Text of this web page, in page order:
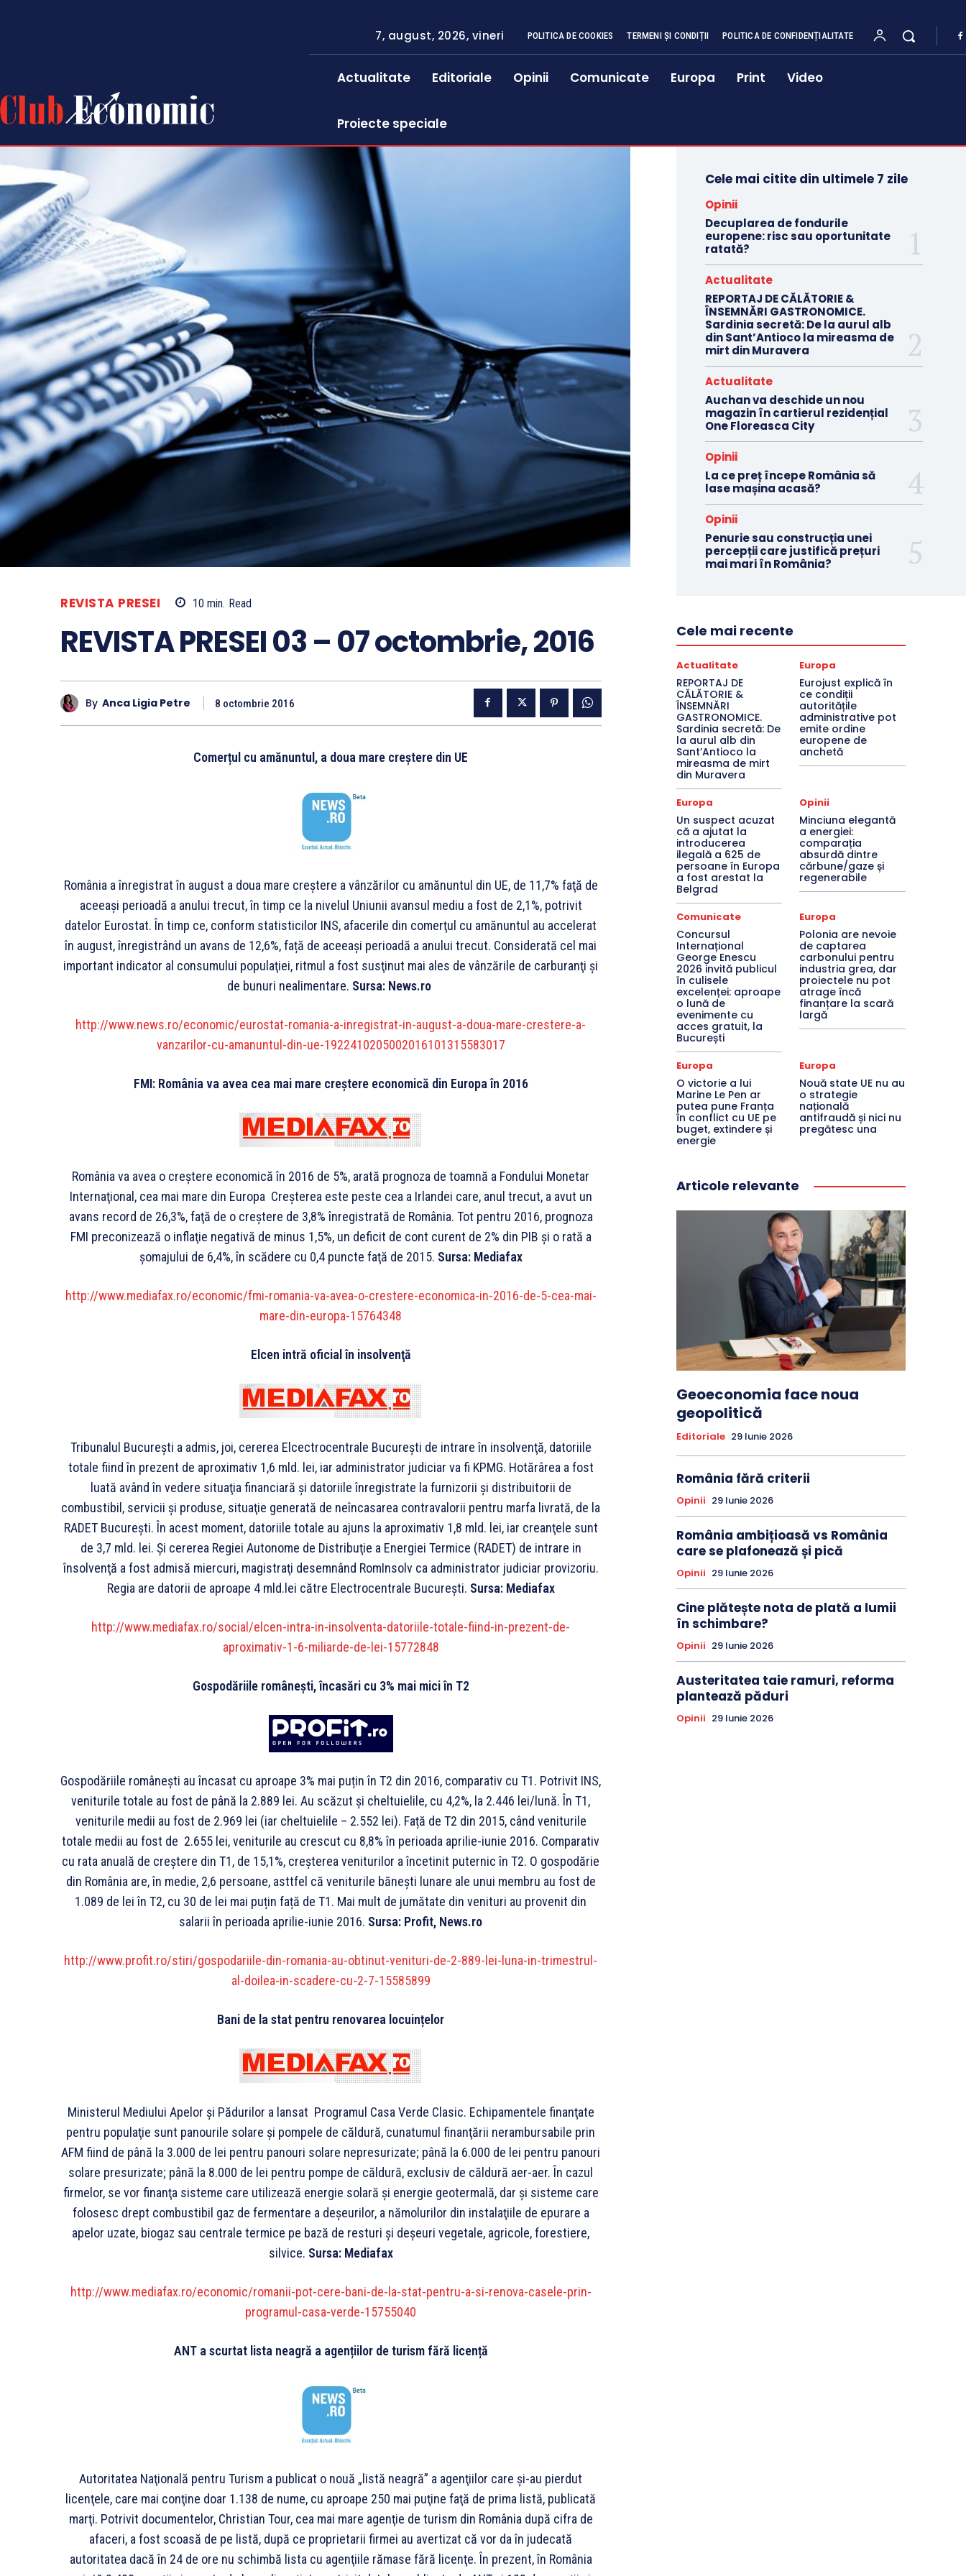
7, august, 2026, vineri POLITICA DE COOKIES TERMENI ȘI CONDIȚII POLITICA DE CONFIDENȚIALITATE
Actualitate Editoriale Opinii Comunicate Europa Print Video
Proiecte speciale
REVISTA PRESEI 10 min. Read
REVISTA PRESEI 03 – 07 octombrie, 2016
By Anca Ligia Petre 8 octombrie 2016
Comerțul cu amănuntul, a doua mare creștere din UE
România a înregistrat în august a doua mare creştere a vânzărilor cu amănuntul din UE, de 11,7% faţă de
aceeaşi perioadă a anului trecut, în timp ce la nivelul Uniunii avansul mediu a fost de 2,1%, potrivit
datelor Eurostat. În timp ce, conform statisticilor INS, afacerile din comerţul cu amănuntul au accelerat
în august, înregistrând un avans de 12,6%, față de aceeași perioadă a anului trecut. Considerată cel mai
important indicator al consumului populaţiei, ritmul a fost susţinut mai ales de vânzările de carburanţi şi
de bunuri nealimentare. Sursa: News.ro
http://www.news.ro/economic/eurostat-romania-a-inregistrat-in-august-a-doua-mare-crestere-a-
vanzarilor-cu-amanuntul-din-ue-1922410205002016101315583017
FMI: România va avea cea mai mare creștere economică din Europa în 2016
România va avea o creştere economică în 2016 de 5%, arată prognoza de toamnă a Fondului Monetar
Internaţional, cea mai mare din Europa Creşterea este peste cea a Irlandei care, anul trecut, a avut un
avans record de 26,3%, faţă de o creştere de 3,8% înregistrată de România. Tot pentru 2016, prognoza
FMI preconizează o inflaţie negativă de minus 1,5%, un deficit de cont curent de 2% din PIB şi o rată a
şomajului de 6,4%, în scădere cu 0,4 puncte faţă de 2015. Sursa: Mediafax
http://www.mediafax.ro/economic/fmi-romania-va-avea-o-crestere-economica-in-2016-de-5-cea-mai-
mare-din-europa-15764348
Elcen intră oficial în insolvenţă
Tribunalul Bucureşti a admis, joi, cererea Elcectrocentrale Bucureşti de intrare în insolvenţă, datoriile
totale fiind în prezent de aproximativ 1,6 mld. lei, iar administrator judiciar va fi KPMG. Hotărârea a fost
luată având în vedere situaţia financiară şi datoriile înregistrate la furnizorii şi distribuitorii de
combustibil, servicii şi produse, situaţie generată de neîncasarea contravalorii pentru marfa livrată, de la
RADET Bucureşti. În acest moment, datoriile totale au ajuns la aproximativ 1,8 mld. lei, iar creanţele sunt
de 3,7 mld. lei. Şi cererea Regiei Autonome de Distribuţie a Energiei Termice (RADET) de intrare in
însolvenţă a fost admisă miercuri, magistraţi desemnând RomInsolv ca administrator judiciar provizoriu.
Regia are datorii de aproape 4 mld.lei către Electrocentrale Bucureşti. Sursa: Mediafax
http://www.mediafax.ro/social/elcen-intra-in-insolventa-datoriile-totale-fiind-in-prezent-de-
aproximativ-1-6-miliarde-de-lei-15772848
Gospodăriile românești, încasări cu 3% mai mici în T2
Gospodăriile românești au încasat cu aproape 3% mai puțin în T2 din 2016, comparativ cu T1. Potrivit INS,
veniturile totale au fost de până la 2.889 lei. Au scăzut și cheltuielile, cu 4,2%, la 2.446 lei/lună. În T1,
veniturile medii au fost de 2.969 lei (iar cheltuielile – 2.552 lei). Față de T2 din 2015, când veniturile
totale medii au fost de 2.655 lei, veniturile au crescut cu 8,8% în perioada aprilie-iunie 2016. Comparativ
cu rata anuală de creștere din T1, de 15,1%, creșterea veniturilor a încetinit puternic în T2. O gospodărie
din România are, în medie, 2,6 persoane, asttfel că veniturile bănești lunare ale unui membru au fost de
1.089 de lei în T2, cu 30 de lei mai puțin față de T1. Mai mult de jumătate din venituri au provenit din
salarii în perioada aprilie-iunie 2016. Sursa: Profit, News.ro
http://www.profit.ro/stiri/gospodariile-din-romania-au-obtinut-venituri-de-2-889-lei-luna-in-trimestrul-
al-doilea-in-scadere-cu-2-7-15585899
Bani de la stat pentru renovarea locuințelor
Ministerul Mediului Apelor şi Pădurilor a lansat Programul Casa Verde Clasic. Echipamentele finanţate
pentru populaţie sunt panourile solare şi pompele de căldură, cunatumul finanţării nerambursabile prin
AFM fiind de până la 3.000 de lei pentru panouri solare nepresurizate; până la 6.000 de lei pentru panouri
solare presurizate; până la 8.000 de lei pentru pompe de căldură, exclusiv de căldură aer-aer. În cazul
firmelor, se vor finanţa sisteme care utilizează energie solară şi energie geotermală, dar şi sisteme care
folosesc drept combustibil gaz de fermentare a deşeurilor, a nămolurilor din instalaţiile de epurare a
apelor uzate, biogaz sau centrale termice pe bază de resturi şi deşeuri vegetale, agricole, forestiere,
silvice. Sursa: Mediafax
http://www.mediafax.ro/economic/romanii-pot-cere-bani-de-la-stat-pentru-a-si-renova-casele-prin-
programul-casa-verde-15755040
ANT a scurtat lista neagră a agențiilor de turism fără licență
Autoritatea Naţională pentru Turism a publicat o nouă „listă neagră” a agenţiilor care şi-au pierdut
licenţele, care mai conţine doar 1.138 de nume, cu aproape 250 mai puţine faţă de prima listă, publicată
marţi. Potrivit documentelor, Christian Tour, cea mai mare agenţie de turism din România după cifra de
afaceri, a fost scoasă de pe listă, după ce proprietarii firmei au avertizat că vor da în judecată
autoritatea dacă în 24 de ore nu schimbă lista cu agenţiile rămase fără licenţe. În prezent, în România
Cele mai citite din ultimele 7 zile
Opinii
Decuplarea de fondurile
europene: risc sau oportunitate
ratată?
Actualitate
REPORTAJ DE CĂLĂTORIE &
ÎNSEMNĂRI GASTRONOMICE.
Sardinia secretă: De la aurul alb
din Sant’Antioco la mireasma de
mirt din Muravera
Actualitate
Auchan va deschide un nou
magazin în cartierul rezidențial
One Floreasca City
Opinii
La ce preț începe România să
lase mașina acasă?
Opinii
Penurie sau construcția unei
percepții care justifică prețuri
mai mari în România?
Cele mai recente
Actualitate
REPORTAJ DE
CĂLĂTORIE &
ÎNSEMNĂRI
GASTRONOMICE.
Sardinia secretă: De
la aurul alb din
Sant’Antioco la
mireasma de mirt
din Muravera
Europa
Eurojust explică în
ce condiții
autoritățile
administrative pot
emite ordine
europene de
anchetă
Europa
Un suspect acuzat
că a ajutat la
introducerea
ilegală a 625 de
persoane în Europa
a fost arestat la
Belgrad
Opinii
Minciuna elegantă
a energiei:
comparația
absurdă dintre
cărbune/gaze și
regenerabile
Comunicate
Concursul
Internațional
George Enescu
2026 invită publicul
în culisele
excelenței: aproape
o lună de
evenimente cu
acces gratuit, la
București
Europa
Polonia are nevoie
de captarea
carbonului pentru
industria grea, dar
proiectele nu pot
atrage încă
finanțare la scară
largă
Europa
O victorie a lui
Marine Le Pen ar
putea pune Franța
în conflict cu UE pe
buget, extindere și
energie
Europa
Nouă state UE nu au
o strategie
națională
antifraudă și nici nu
pregătesc una
Articole relevante
Geoeconomia face noua
geopolitică
Editoriale 29 Iunie 2026
România fără criterii
Opinii 29 Iunie 2026
România ambițioasă vs România
care se plafonează și pică
Opinii 29 Iunie 2026
Cine plătește nota de plată a lumii
în schimbare?
Opinii 29 Iunie 2026
Austeritatea taie ramuri, reforma
plantează păduri
Opinii 29 Iunie 2026